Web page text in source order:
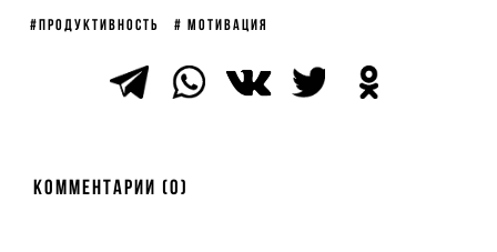
#Продуктивность # Мотивация
Комментарии (0)